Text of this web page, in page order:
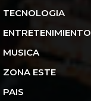
TECNOLOGIA
ENTRETENIMIENTO
MUSICA
ZONA ESTE
PAIS